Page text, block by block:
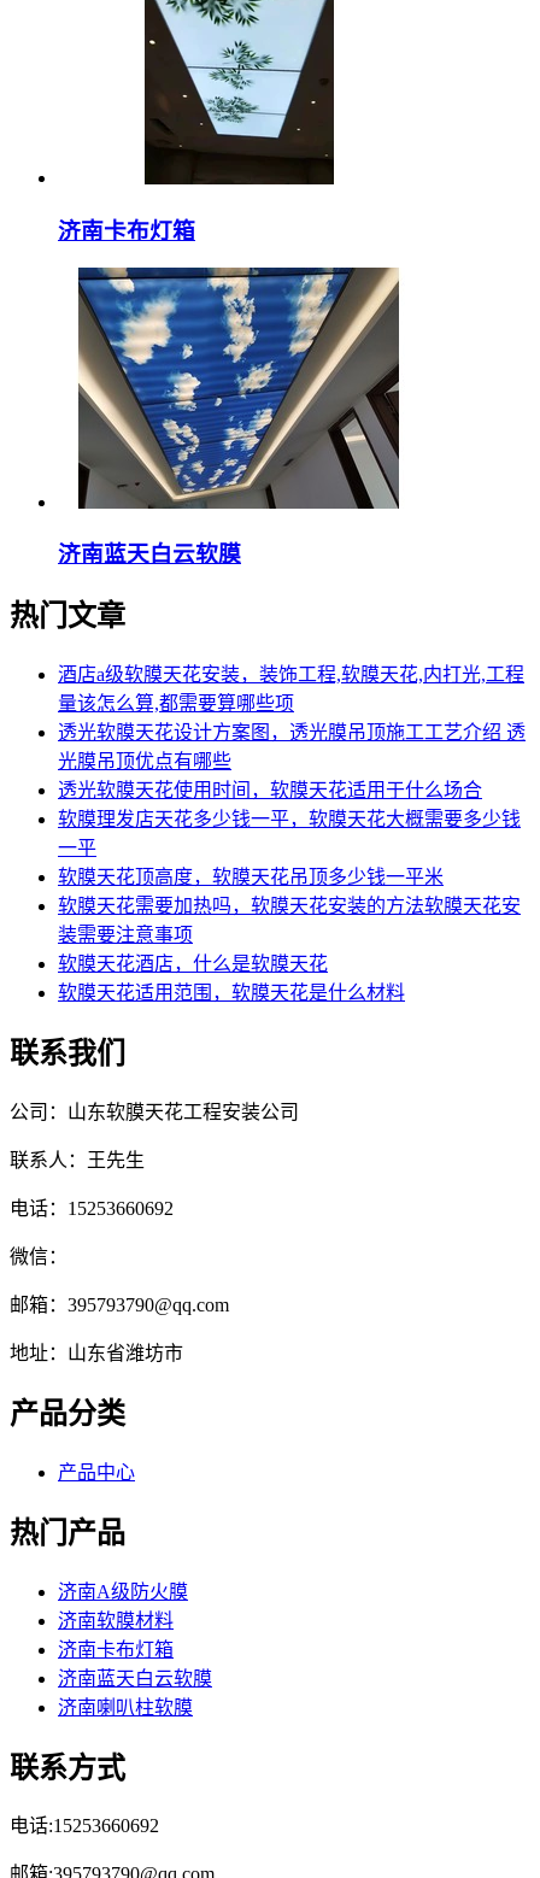
济南卡布灯箱
济南蓝天白云软膜
热门文章
酒店a级软膜天花安装，装饰工程,软膜天花,内打光,工程
量该怎么算,都需要算哪些项
透光软膜天花设计方案图，透光膜吊顶施工工艺介绍 透
光膜吊顶优点有哪些
透光软膜天花使用时间，软膜天花适用于什么场合
软膜理发店天花多少钱一平，软膜天花大概需要多少钱
一平
软膜天花顶高度，软膜天花吊顶多少钱一平米
软膜天花需要加热吗，软膜天花安装的方法软膜天花安
装需要注意事项
软膜天花酒店，什么是软膜天花
软膜天花适用范围，软膜天花是什么材料
联系我们
公司：山东软膜天花工程安装公司
联系人：王先生
电话：15253660692
微信：
邮箱：395793790@qq.com
地址：山东省潍坊市
产品分类
产品中心
热门产品
济南A级防火膜
济南软膜材料
济南卡布灯箱
济南蓝天白云软膜
济南喇叭柱软膜
联系方式
电话:15253660692